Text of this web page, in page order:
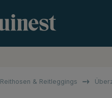
Reithosen & Reitleggings